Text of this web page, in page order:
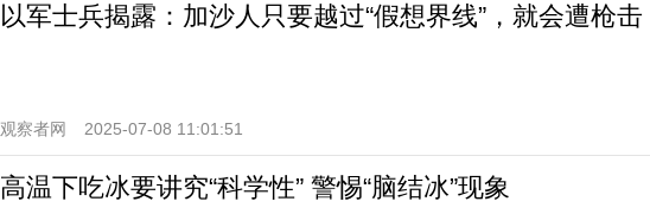
以军士兵揭露：加沙人只要越过“假想界线”，就会遭枪击
观察者网 2025-07-08 11:01:51
高温下吃冰要讲究“科学性” 警惕“脑结冰”现象